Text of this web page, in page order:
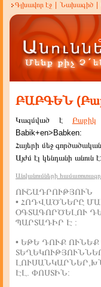
Գլխավոր էջ Նախագիծ
ԲԱԲԳԵՆ
Կազմված է Բաբիկ
Babik+en>Babken:
Հայերի մեջ
Այժմ էլ կենդանի անուն է:
Անվանումների
ՈՒՇԱԴՐՈՒԹՅՈՒՆ
• ՀՈԴՎԱԾՆԵՐԸ
ՕԳՏԱԳՈՐԾԵԼՈՒ
ՊԱՐՏԱԴԻՐ Է :
• ԵԹԵ ԴՈՒՔ
ԷԼ. ՓՈՍՏԻՆ: